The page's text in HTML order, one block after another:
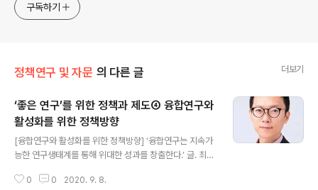
구독하기
정책연구 및 자문 의 다른 글 더보기
‘좋은 연구’를 위한 정책과 제도④ 융합연구와
활성화를 위한 정책방향
[융합연구와 활성화를 위한 정책방향] ‘융합연구는 지속가
능한 연구생태계를 통해 위대한 성과를 창출한다.’ 글. 최종
하는가 – 새로운 르네상스시대 세계경제는 급속한 산업성
0 0 2020. 9. 8.